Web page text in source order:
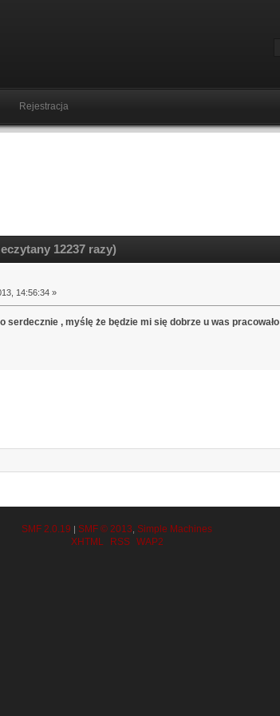
Rejestracja
12237 razy)
14:56:34 »
serdecznie , myślę że będzie mi się dobrze u was pracowało
SMF 2.0.19 | SMF © 2013 Simple Machines
XHTML
RSS WAP2